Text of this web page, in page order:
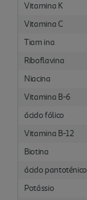
Vitamina K
Vitamina C
Tiam ina
Riboflavina
Niacina
Vitamina B-6
ácido fólico
Vitamina B-12
Biotina
ácido pantoténico
Potássio